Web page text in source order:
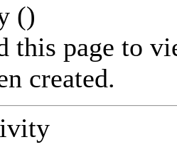
()
this page to
created.